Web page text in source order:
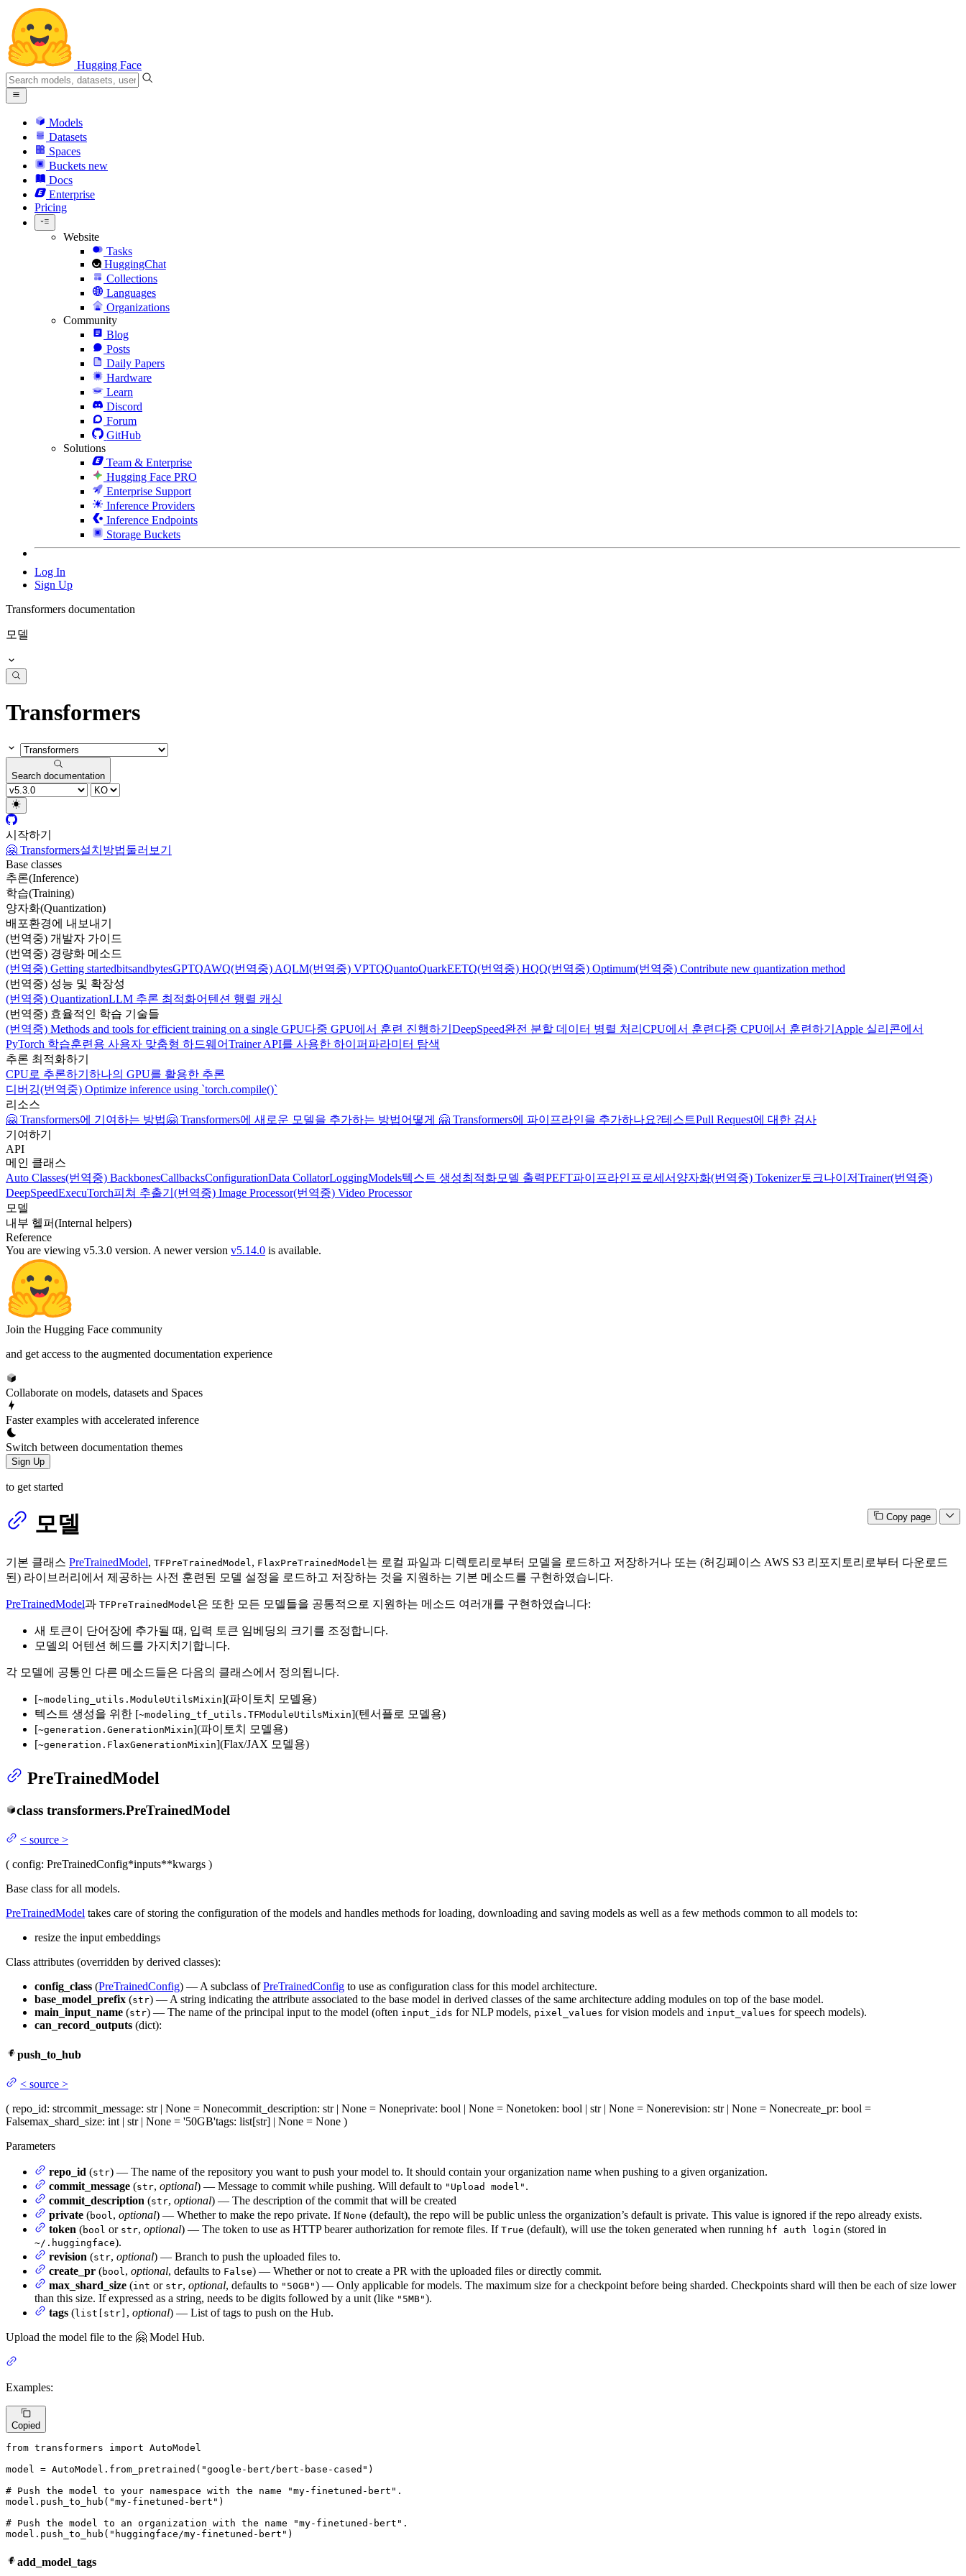
Hugging Face
Models
Datasets
Spaces
Buckets new
Docs
Enterprise
Pricing
Website
Tasks
HuggingChat
Collections
Languages
Organizations
Community
Blog
Posts
Daily Papers
Hardware
Learn
Discord
Forum
GitHub
Solutions
Team & Enterprise
Hugging Face PRO
Enterprise Support
Inference Providers
Inference Endpoints
Storage Buckets
Log In
Sign Up
Transformers documentation
모델
Transformers
Search documentation
시작하기
🤗 Transformers설치방법둘러보기
Base classes
추론(Inference)
학습(Training)
양자화(Quantization)
배포환경에 내보내기
(번역중) 개발자 가이드
(번역중) 경량화 메소드
(번역중) Getting startedbitsandbytesGPTQAWQ(번역중) AQLM(번역중) VPTQQuantoQuarkEETQ(번역중) HQQ(번역중) Optimum(번역중) Contribute new quantization method
(번역중) 성능 및 확장성
(번역중) QuantizationLLM 추론 최적화어텐션 행렬 캐싱
(번역중) 효율적인 학습 기술들
(번역중) Methods and tools for efficient training on a single GPU다중 GPU에서 훈련 진행하기 DeepSpeed완전 분할 데이터 병렬 처리 CPU에서 훈련 다중 CPU에서 훈련하기 Apple 실리콘에서
PyTorch 학습훈련용 사용자 맞춤형 하드웨어Trainer API를 사용한 하이퍼파라미터 탐색
추론 최적화하기
CPU로 추론하기 하나의 GPU를 활용한 추론
디버깅(번역중) Optimize inference using `torch.compile()`
리소스
🤗 Transformers에 기여하는 방법🤗 Transformers에 새로운 모델을 추가하는 방법어떻게 🤗 Transformers에 파이프라인을 추가하나요?테스트Pull Request에 대한 검사
기여하기
API
메인 클래스
Auto Classes(번역중) BackbonesCallbacksConfigurationData CollatorLoggingModels텍스트 생성최적화모델 출력PEFT파이프라인 프로세서 양자화(번역중) Tokenizer토크나이저Trainer(번역중)
DeepSpeedExecuTorch피쳐 추출기 (번역중) Image Processor(번역중) Video Processor
모델
내부 헬퍼(Internal helpers)
Reference
You are viewing v5.3.0 version. A newer version v5.14.0 is available.
Join the Hugging Face community
and get access to the augmented documentation experience
Collaborate on models, datasets and Spaces
Faster examples with accelerated inference
Switch between documentation themes
Sign Up
to get started
Copy page
모델
기본 클래스 PreTrainedModel, TFPreTrainedModel, FlaxPreTrainedModel는 로컬 파일과 디렉토리로부터 모델을 로드하고 저장하거나 또는 (허깅페이스 AWS S3 리포지토리로부터 다운로드
된) 라이브러리에서 제공하는 사전 훈련된 모델 설정을 로드하고 저장하는 것을 지원하는 기본 메소드를 구현하였습니다.
PreTrainedModel과 TFPreTrainedModel은 또한 모든 모델들을 공통적으로 지원하는 메소드 여러개를 구현하였습니다:
새 토큰이 단어장에 추가될 때, 입력 토큰 임베딩의 크기를 조정합니다.
모델의 어텐션 헤드를 가지치기합니다.
각 모델에 공통인 다른 메소드들은 다음의 클래스에서 정의됩니다.
[~modeling_utils.ModuleUtilsMixin](파이토치 모델용)
텍스트 생성을 위한 [~modeling_tf_utils.TFModuleUtilsMixin](텐서플로 모델용)
[~generation.GenerationMixin](파이토치 모델용)
[~generation.FlaxGenerationMixin](Flax/JAX 모델용)
PreTrainedModel
class transformers.PreTrainedModel
< source >
( config: PreTrainedConfig*inputs**kwargs )
Base class for all models.
PreTrainedModel takes care of storing the configuration of the models and handles methods for loading, downloading and saving models as well as a few methods common to all models to:
resize the input embeddings
Class attributes (overridden by derived classes):
config_class (PreTrainedConfig) — A subclass ofPreTrainedConfig to use as configuration class for this model architecture.
base_model_prefix (str) — A string indicating the attribute associated to the base model in derived classes of the same architecture adding modules on top of the base model.
main_input_name (str) — The name of the principal input to the model (often input_ids for NLP models, pixel_values for vision models and input_values for speech models).
can_record_outputs (dict):
push_to_hub
< source >
( repo_id: strcommit_message: str | None = Nonecommit_description: str | None = Noneprivate: bool | None = Nonetoken: bool | str | None = Nonerevision: str | None = Nonecreate_pr: bool =
Falsemax_shard_size: int | str | None = '50GB'tags: list[str] | None = None )
Parameters
repo_id (str) — The name of the repository you want to push your model to. It should contain your organization name when pushing to a given organization.
commit_message (str, optional) — Message to commit while pushing. Will default to "Upload model" .
commit_description (str, optional) — The description of the commit that will be created
private (bool, optional) — Whether to make the repo private. If None (default), the repo will be public unless the organization’s default is private. This value is ignored if the repo already exists.
token (bool or str, optional) — The token to use as HTTP bearer authorization for remote files. If True (default), will use the token generated when running hf auth login (stored in
~/.huggingface).
revision (str, optional) — Branch to push the uploaded files to.
create_pr (bool, optional, defaults to False) — Whether or not to create a PR with the uploaded files or directly commit.
max_shard_size (int or str, optional, defaults to "50GB") — Only applicable for models. The maximum size for a checkpoint before being sharded. Checkpoints shard will then be each of size lower
than this size. If expressed as a string, needs to be digits followed by a unit (like "5MB").
tags (list[str] , optional) — List of tags to push on the Hub.
Upload the model file to the 🤗 Model Hub.
Examples:
Copied
from transformers import AutoModel
model = AutoModel.from_pretrained( "google-bert/bert-base-cased" )
# Push the model to your namespace with the name "my-finetuned-bert".
model.push_to_hub( "my-finetuned-bert" )
# Push the model to an organization with the name "my-finetuned-bert".
model.push_to_hub( "huggingface/my-finetuned-bert" )
add_model_tags